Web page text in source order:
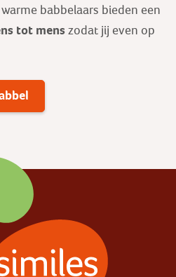
babbelaars bieden een
tot mens zodat jij even op